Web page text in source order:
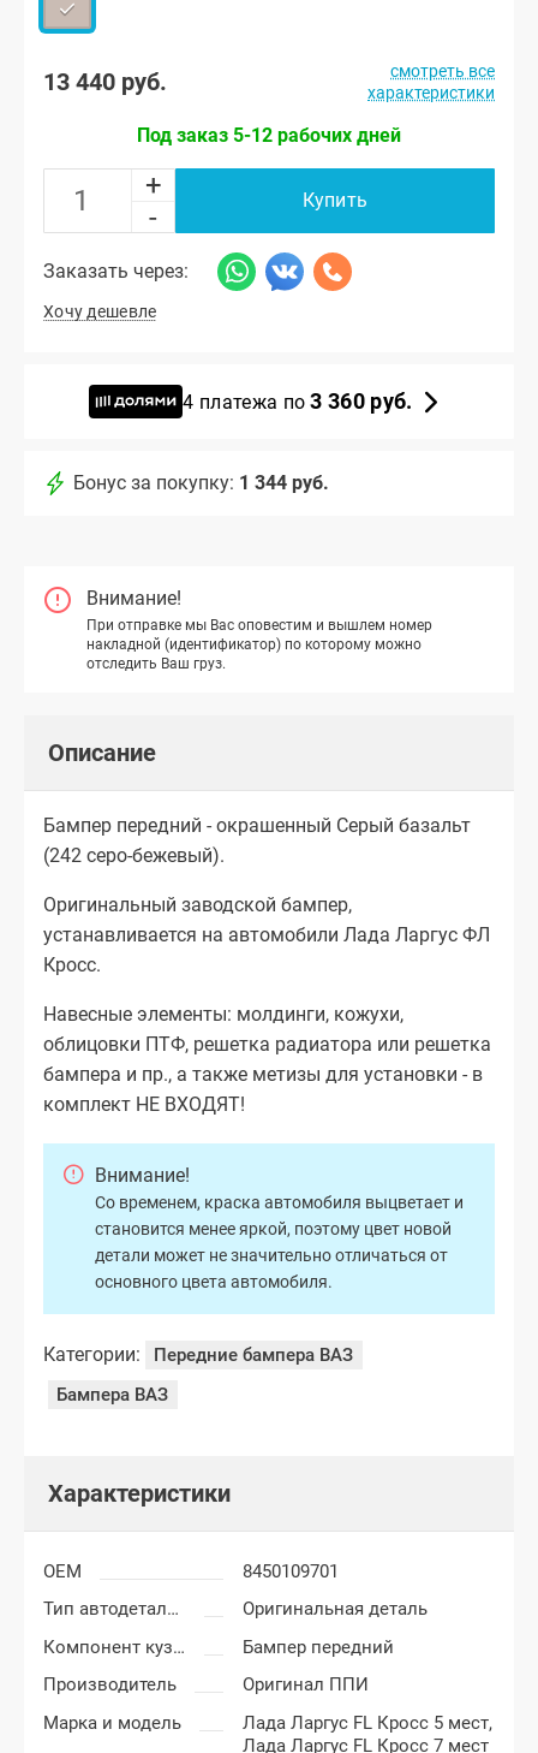
13 440 руб.
смотреть все
характеристики
Под заказ 5-12 рабочих дней
+
-
Купить
Заказать через:
Хочу дешевле
4 платежа по3 360 руб.
Бонус за покупку: 1 344 руб.
Внимание!
При отправке мы Вас оповестим и вышлем номер
накладной (идентификатор) по которому можно
отследить Ваш груз.
Описание
Бампер передний - окрашенный Серый базальт
(242 серо-бежевый).
Оригинальный заводской бампер,
устанавливается на автомобили Лада Ларгус ФЛ
Кросс.
Навесные элементы: молдинги, кожухи,
облицовки ПТФ, решетка радиатора или решетка
бампера и пр., а также метизы для установки - в
комплект НЕ ВХОДЯТ!
Внимание!
Со временем, краска автомобиля выцветает и
становится менее яркой, поэтому цвет новой
детали может не значительно отличаться от
основного цвета автомобиля.
Категории:
Передние бампера ВАЗ
Бампера ВАЗ
Характеристики
OEM
8450109701
Тип автодеталей
Оригинальная деталь
Компонент кузова
Бампер передний
Производитель
Оригинал ППИ
Марка и модель
Лада Ларгус FL Кросс 5 мест,
Лада Ларгус FL Кросс 7 мест